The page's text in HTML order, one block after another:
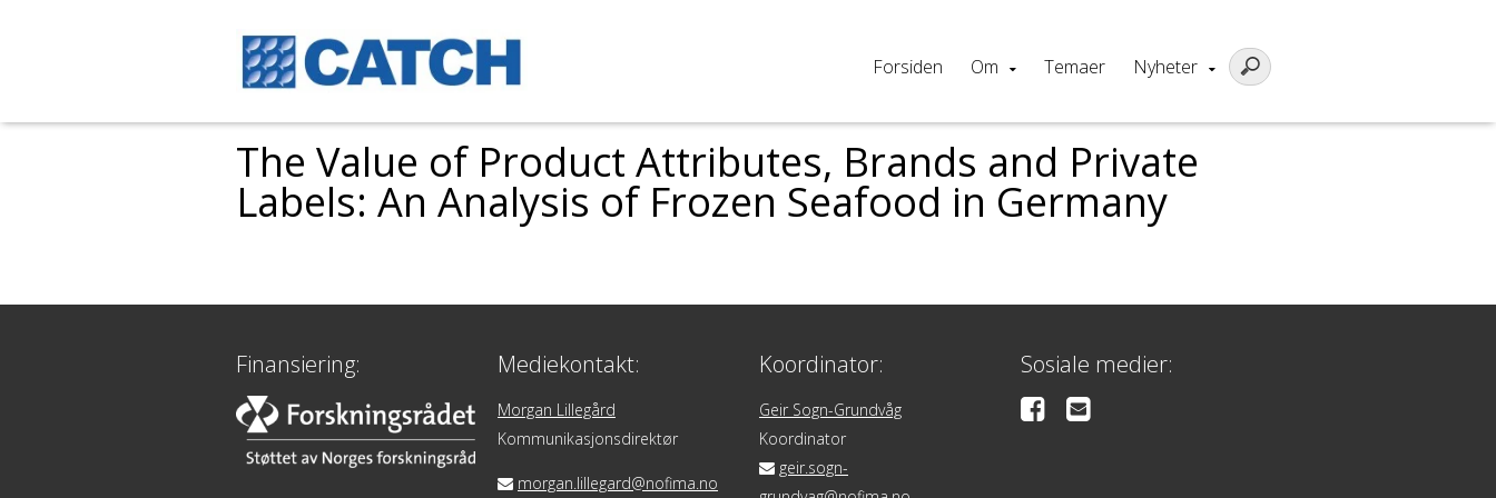
Forsiden Om Temaer Nyheter
The Value of Product Attributes, Brands and Private
Labels: An Analysis of Frozen Seafood in Germany
Finansiering: Mediekontakt:
Morgan Lillegård
Kommunikasjonsdirektør
morgan.lillegard@nofima.no
Koordinator:
Geir Sogn-Grundvåg
Koordinator
geir.sogn-
Sosiale medier: